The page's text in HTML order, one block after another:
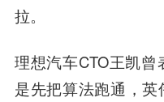
拉。
理想汽车CTO王凯
是先把算法跑通，